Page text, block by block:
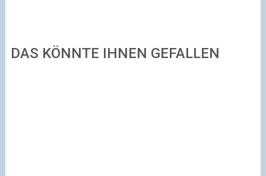
DAS KÖNNTE IHNEN GEFALLEN